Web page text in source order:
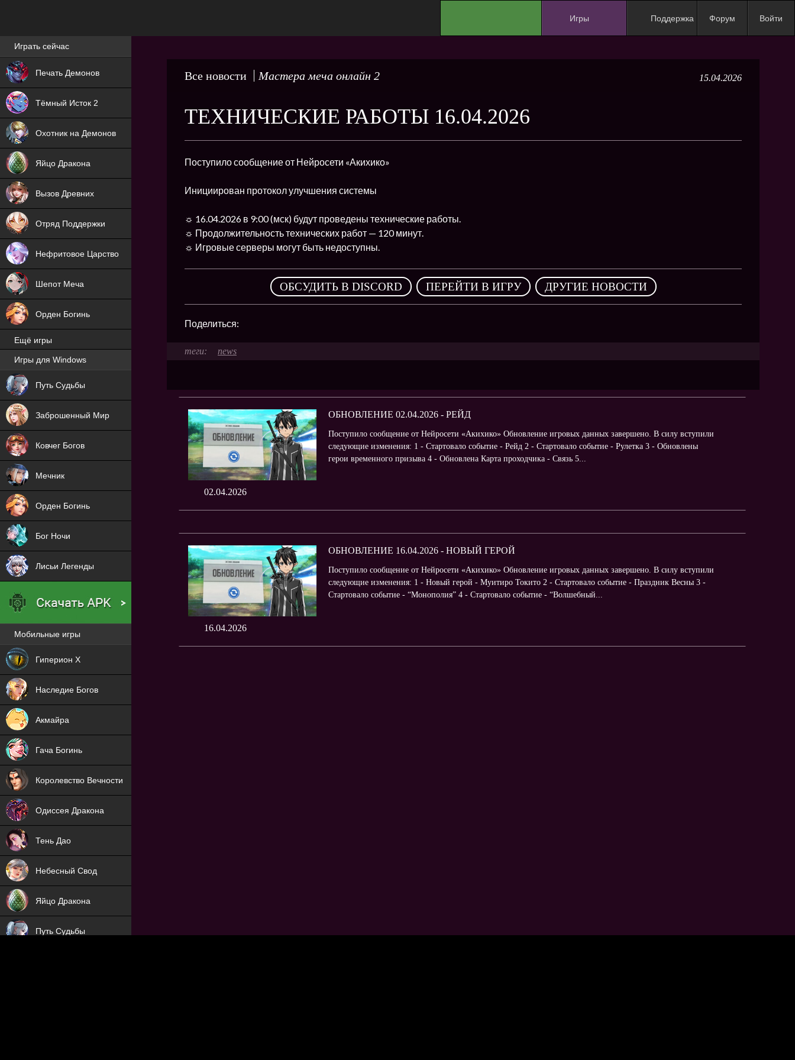
Игры
NEW
NEW
HIT
Поддержка Форум Войти
Все новости Мастера меча онлайн 2 15.04.2026
ТЕХНИЧЕСКИЕ РАБОТЫ 16.04.2026
Поступило сообщение от Нейросети «Акихико»
Инициирован протокол улучшения системы
☼ 16.04.2026 в 9:00 (мск) будут проведены технические работы.
☼ Продолжительность технических работ — 120 минут.
☼ Игровые серверы могут быть недоступны.
ОБСУДИТЬ В DISCORD , ПЕРЕЙТИ В ИГРУ , ДРУГИЕ НОВОСТИ
Поделиться:
news
02.04.2026
ОБНОВЛЕНИЕ 02.04.2026 - РЕЙД
Поступило сообщение от Нейросети «Акихико» Обновление игровых данных завершено. В силу вступили
следующие изменения: 1 - Стартовало событие - Рейд 2 - Стартовало событие - Рулетка 3 - Обновлены
герои временного призыва 4 - Обновлена Карта проходчика - Связь 5...
16.04.2026
ОБНОВЛЕНИЕ 16.04.2026 - НОВЫЙ ГЕРОЙ
Поступило сообщение от Нейросети «Акихико» Обновление игровых данных завершено. В силу вступили
следующие изменения: 1 - Новый герой - Муитиро Токито 2 - Стартовало событие - Праздник Весны 3 -
Стартовало событие - “Монополия” 4 - Стартовало событие - “Волшебный...
Лучшие игры онлайн
Играть сейчас
Печать Демонов
NEW
Тёмный Исток 2
NEW
Охотник на Демонов
ХИТ
Яйцо Дракона
NEW
Вызов Древних
ХИТ
Отряд Поддержки
ХИТ
Нефритовое Царство
Шепот Меча
Орден Богинь
Ещё игры
Игры для Windows
Путь Судьбы
Заброшенный Мир
NEW
Ковчег Богов
Мечник
Орден Богинь
Бог Ночи
Лисьи Легенды
Мобильные игры
Гиперион Х
Наследие Богов
NEW
Акмайра
NEW
Гача Богинь
NEW
Королевство Вечности
NEW
Одиссея Дракона
NEW
Тень Дао
NEW
Небесный Свод
NEW
Яйцо Дракона
NEW
Путь Судьбы
NEW